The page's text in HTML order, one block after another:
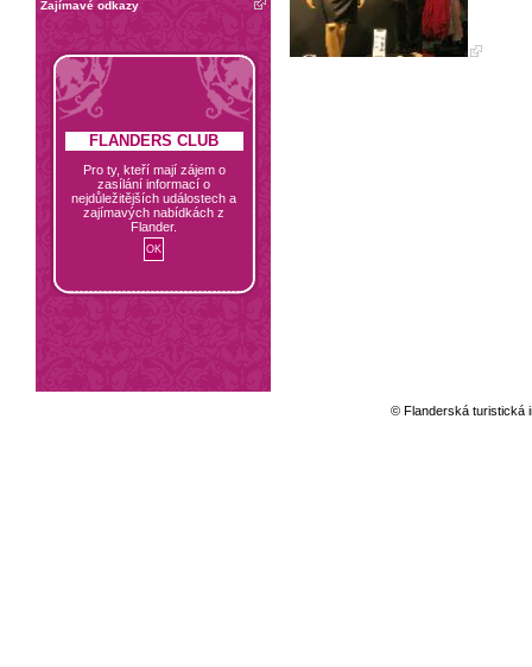
Zajímavé odkazy
FLANDERS CLUB
Pro ty, kteří mají zájem o
zasílání informací o
nejdůležitějších událostech a
zajímavých nabídkách z
Flander.
© Flanderská turistická